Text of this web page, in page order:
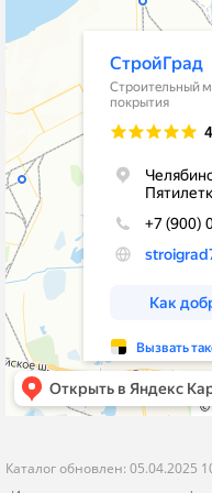
Я даю согласие на
ОПУБЛИКОВАТЬ
Нажатием на кнопку
персональных данных в
Новости
Политика
Челябинская
корпус 1-
корпус 2 - Кафель
пн-пт с 9-00 до 19-00
сб-вс с 9-00 до 18-00
Каталог обновлен: 05.04.2025